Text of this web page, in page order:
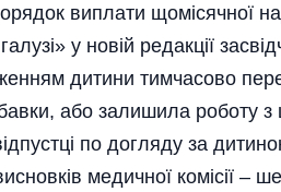
виплати щомісячної
у новій редакції
дитини тимчасово
або залишила роботу з
по догляду за
медичної комісії –